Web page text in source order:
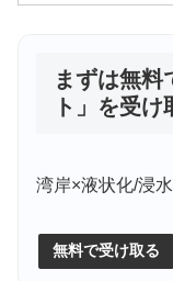
まずは無料
ト」を受け
湾岸×液状化/浸
無料で受け取る